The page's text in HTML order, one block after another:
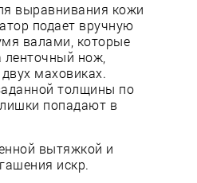
выравнивания кожи
подает вручную
валами, которые
ленточный нож,
маховиках.
толщины по
попадают в
вытяжкой и
искр.